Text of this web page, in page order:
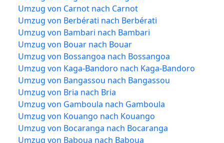
Umzug von Carnot nach Carnot
Umzug von Berbérati nach Berbérati
Umzug von Bambari nach Bambari
Umzug von Bouar nach Bouar
Umzug von Bossangoa nach Bossangoa
Umzug von Kaga-Bandoro nach Kaga-Bandoro
Umzug von Bangassou nach Bangassou
Umzug von Bria nach Bria
Umzug von Gamboula nach Gamboula
Umzug von Kouango nach Kouango
Umzug von Bocaranga nach Bocaranga
Umzug von Baboua nach Baboua